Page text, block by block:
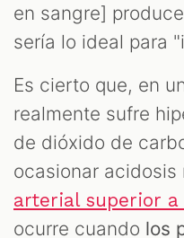
en sangre] produce
sería lo ideal para
Es cierto que, en
realmente sufre
de dióxido de
ocasionar acidosis
arterial superior a
ocurre cuando los